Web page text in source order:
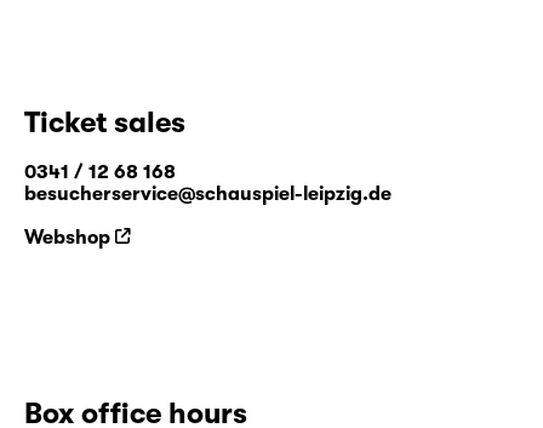
Ticket sales
0341 / 12 68 168
besucherservice@schauspiel-leipzig.de
Webshop
Box office hours